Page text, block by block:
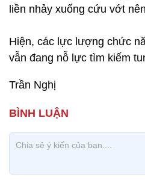
liền nhảy xuống cứu vớt
Hiện, các lực lượng chức
vẫn đang nỗ lực tìm kiếm
Trần Nghị